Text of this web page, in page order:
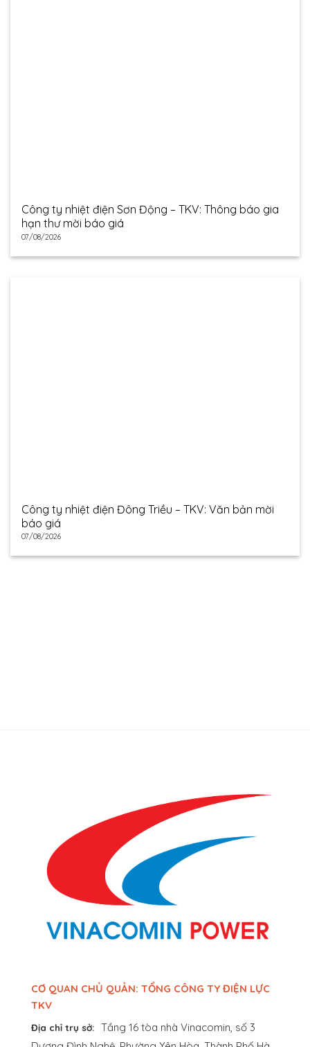
Công ty nhiệt điện Sơn Động – TKV: Thông báo gia
hạn thư mời báo giá
07/08/2026
Công ty nhiệt điện Đông Triều – TKV: Văn bản mời
báo giá
07/08/2026
CƠ QUAN CHỦ QUẢN: TỔNG CÔNG TY ĐIỆN LỰC
TKV
Địa chỉ trụ sở: Tầng 16 tòa nhà Vinacomin, số 3